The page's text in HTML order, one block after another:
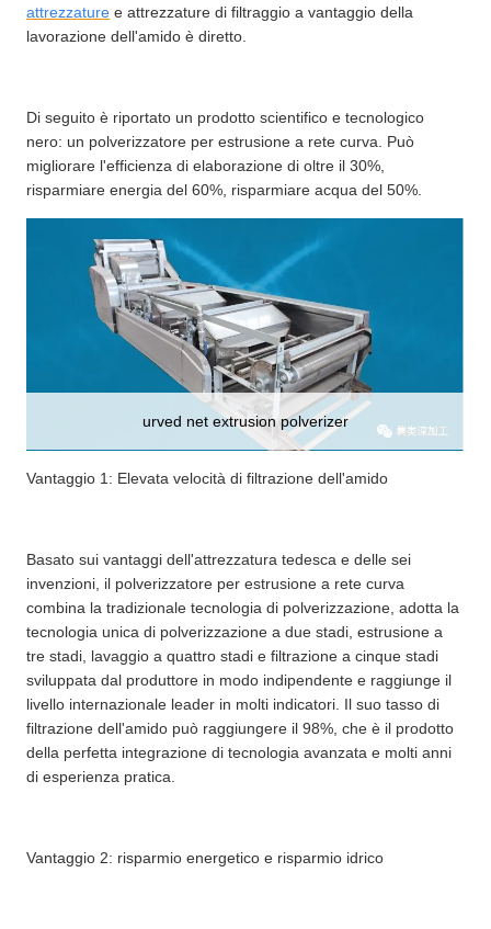
attrezzature e attrezzature di filtraggio a vantaggio della
lavorazione dell'amido è diretto.
Di seguito è riportato un prodotto scientifico e tecnologico
nero: un polverizzatore per estrusione a rete curva. Può
migliorare l'efficienza di elaborazione di oltre il 30%,
risparmiare energia del 60%, risparmiare acqua del 50%.
urved net extrusion polverizer
Vantaggio 1: Elevata velocità di filtrazione dell'amido
Basato sui vantaggi dell'attrezzatura tedesca e delle sei
invenzioni, il polverizzatore per estrusione a rete curva
combina la tradizionale tecnologia di polverizzazione, adotta la
tecnologia unica di polverizzazione a due stadi, estrusione a
tre stadi, lavaggio a quattro stadi e filtrazione a cinque stadi
sviluppata dal produttore in modo indipendente e raggiunge il
livello internazionale leader in molti indicatori. Il suo tasso di
filtrazione dell'amido può raggiungere il 98%, che è il prodotto
della perfetta integrazione di tecnologia avanzata e molti anni
di esperienza pratica.
Vantaggio 2: risparmio energetico e risparmio idrico